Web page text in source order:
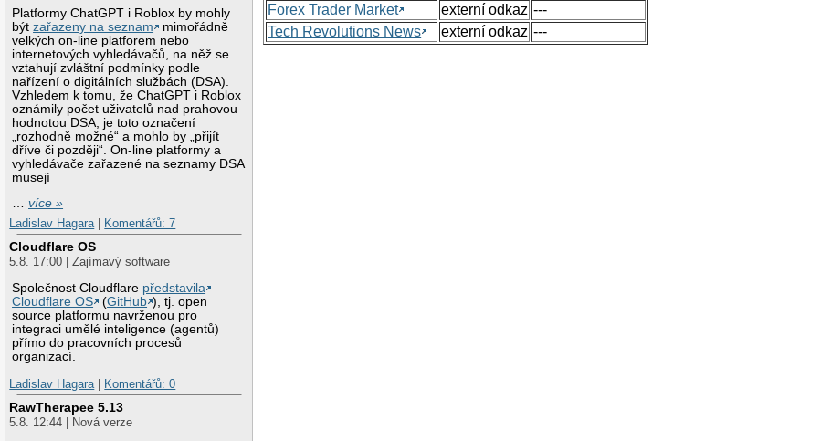
Platformy ChatGPT i Roblox by mohly
býtzařazeny na seznam
mimořádně
velkých on-line platforem nebo
internetových vyhledávačů, na něž se
vztahují zvláštní podmínky podle
nařízení o digitálních službách (DSA).
Vzhledem k tomu, že ChatGPT i Roblox
oznámily počet uživatelů nad prahovou
hodnotou DSA, je toto označení
„rozhodně možné“ a mohlo by „přijít
dříve či později“. On-line platformy a
vyhledávače zařazené na seznamy DSA
musejí
…více »
Ladislav Hagara
Komentářů: 7
Cloudflare OS
5.8. 17:00 | Zajímavý software
Společnost Cloudflare představila
Cloudflare OS
(GitHub ), tj. open
source platformu navrženou pro
integraci umělé inteligence (agentů)
přímo do pracovních procesů
organizací.
Ladislav Hagara
Komentářů: 0
RawTherapee 5.13
5.8. 12:44 | Nová verze
Forex Trader Market
externí odkaz ---
Tech Revolutions News
externí odkaz ---